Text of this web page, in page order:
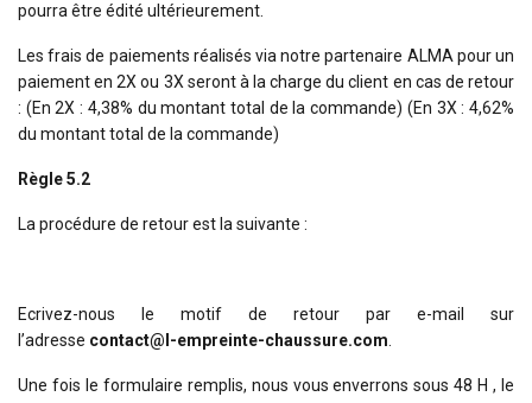
pourra être édité ultérieurement.
Les frais de paiements réalisés via notre partenaire ALMA pour un
paiement en 2X ou 3X seront à la charge du client en cas de retour
: (En 2X : 4,38% du montant total de la commande) (En 3X : 4,62%
du montant total de la commande)
Règle 5.2
La procédure de retour est la suivante :
Ecrivez-nous le motif de retour par e-mail sur
l’adresse contact@l-empreinte-chaussure.com
Une fois le formulaire remplis, nous vous enverrons sous 48 H , le